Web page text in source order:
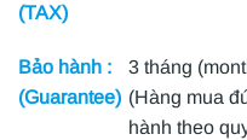
(TAX)
Bảo hành :
(Guarantee)
3 tháng
(Hàng mua
hành theo